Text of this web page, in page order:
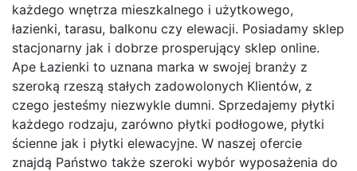
każdego wnętrza mieszkalnego i użytkowego,
łazienki, tarasu, balkonu czy elewacji. Posiadamy sklep
stacjonarny jak i dobrze prosperujący sklep online.
Ape Łazienki to uznana marka w swojej branży z
szeroką rzeszą stałych zadowolonych Klientów, z
czego jesteśmy niezwykle dumni. Sprzedajemy płytki
każdego rodzaju, zarówno płytki podłogowe, płytki
ścienne jak i płytki elewacyjne. W naszej ofercie
znajdą Państwo także szeroki wybór wyposażenia do